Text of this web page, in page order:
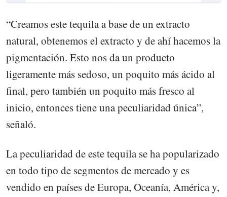
“Creamos este tequila a base de un extracto
natural, obtenemos el extracto y de ahí hacemos la
pigmentación. Esto nos da un producto
ligeramente más sedoso, un poquito más ácido al
final, pero también un poquito más fresco al
inicio, entonces tiene una peculiaridad única”,
señaló.
La peculiaridad de este tequila se ha popularizado
en todo tipo de segmentos de mercado y es
vendido en países de Europa, Oceanía, América y,